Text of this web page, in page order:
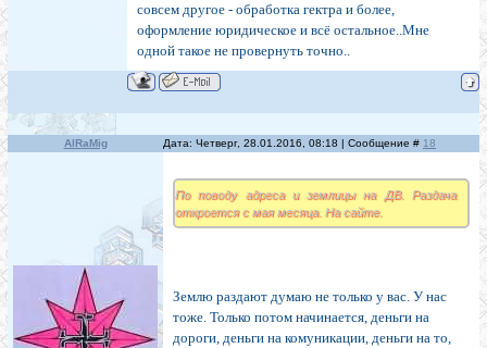
совсем другое - обработка гектра и более,
оформление юридическое и всё остальное..Мне
одной такое не провернуть точно..
AlRaMig Дата: Четверг, 28.01.2016, 08:18 | Сообщение # 18
По поводу адреса и землицы на ДВ. Раздача
откроется с мая месяца. На сайте.
Землю раздают думаю не только у вас. У нас
тоже. Только потом начинается, деньги на
дороги, деньги на комуникации, деньги на то,